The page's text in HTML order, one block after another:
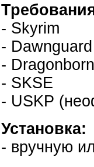
- Skyrim
- Dawnguard
- Dragonborn
- SKSE
- USKP
Установка:
- вручную